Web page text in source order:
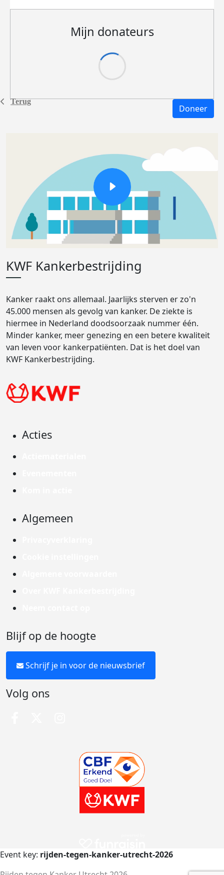
Terug
Mijn donateurs
Doneer
KWF Kankerbestrijding
Kanker raakt ons allemaal. Jaarlijks sterven er zo'n
45.000 mensen als gevolg van kanker. De ziekte is
hiermee in Nederland doodsoorzaak nummer één.
Minder kanker, meer genezing en een betere kwaliteit
van leven voor kankerpatiënten. Dat is het doel van
KWF Kankerbestrijding.
Acties
Algemeen
Blijf op de hoogte
Schrijf je in voor de nieuwsbrief
Volg ons
Event key: rijden-tegen-kanker-utrecht-2026